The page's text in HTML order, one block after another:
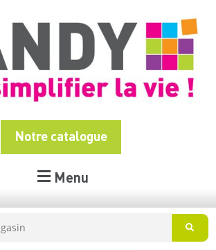
Menu
Notre catalogue